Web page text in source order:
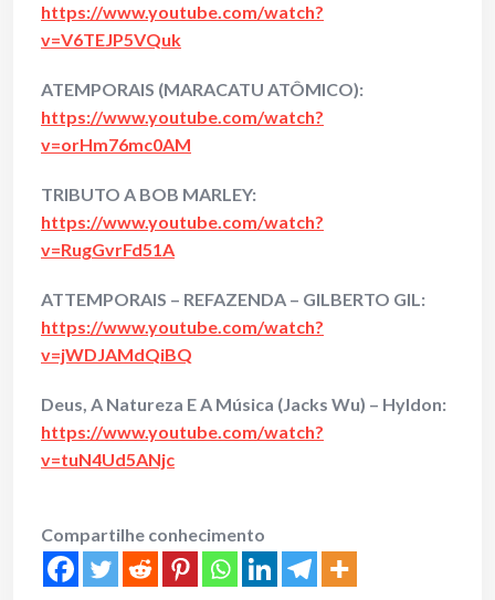
https://www.youtube.com/watch?
v=V6TEJP5VQuk
ATEMPORAIS (MARACATU ATÔMICO):
https://www.youtube.com/watch?
v=orHm76mc0AM
TRIBUTO A BOB MARLEY:
https://www.youtube.com/watch?
v=RugGvrFd51A
ATTEMPORAIS – REFAZENDA – GILBERTO GIL:
https://www.youtube.com/watch?
v=jWDJAMdQiBQ
Deus, A Natureza E A Música (Jacks Wu) – Hyldon:
https://www.youtube.com/watch?
v=tuN4Ud5ANjc
Compartilhe conhecimento